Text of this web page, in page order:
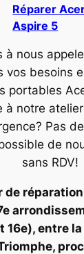
Réparer
Aspire 5
à nous
vos besoins
portables
à notre
Pas
de
sans RDV!
de
16e), entre